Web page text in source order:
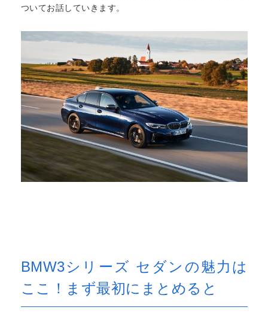
ついてお話していきます。
BMW3シリーズ セダンの魅力は
ここ！まず最初にまとめると